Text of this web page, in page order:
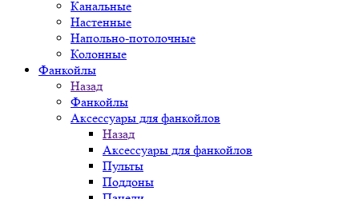
Канальные
Настенные
Напольно-потолочные
Колонные
Фанкойлы
Назад
Фанкойлы
Аксессуары для фанкойлов
Назад
Аксессуары для фанкойлов
Пульты
Поддоны